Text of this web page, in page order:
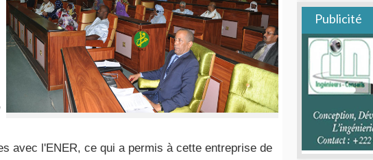
Publicité
avec l'ENER, ce qui a permis à cette entreprise de